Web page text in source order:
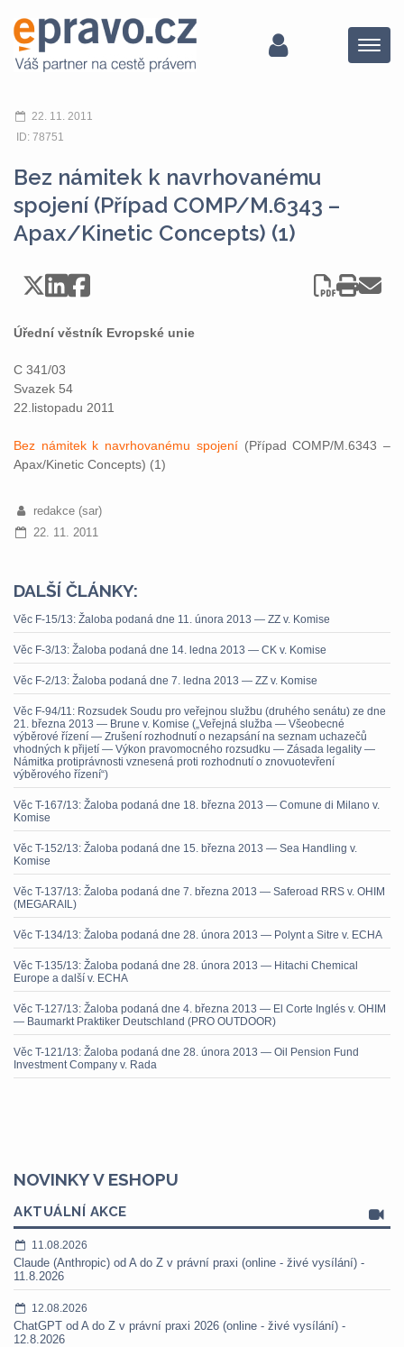
Menu
22. 11. 2011
ID: 78751
Bez námitek k navrhovanému
spojení (Případ COMP/M.6343 –
Apax/Kinetic Concepts) (1)
Úřední věstník Evropské unie
C 341/03
Svazek 54
22.listopadu 2011
Bez námitek k navrhovanému spojení(Případ COMP/M.6343 –
Apax/Kinetic Concepts) (1)
redakce (sar)
22. 11. 2011
DALŠÍ ČLÁNKY:
Věc F-15/13: Žaloba podaná dne 11. února 2013 — ZZ v. Komise
Věc F-3/13: Žaloba podaná dne 14. ledna 2013 — CK v. Komise
Věc F-2/13: Žaloba podaná dne 7. ledna 2013 — ZZ v. Komise
Věc F-94/11: Rozsudek Soudu pro veřejnou službu (druhého senátu) ze dne
21. března 2013 — Brune v. Komise („Veřejná služba — Všeobecné
výběrové řízení — Zrušení rozhodnutí o nezapsání na seznam uchazečů
vhodných k přijetí — Výkon pravomocného rozsudku — Zásada legality —
Námitka protiprávnosti vznesená proti rozhodnutí o znovuotevření
výběrového řízení“)
Věc T-167/13: Žaloba podaná dne 18. března 2013 — Comune di Milano v.
Komise
Věc T-152/13: Žaloba podaná dne 15. března 2013 — Sea Handling v.
Komise
Věc T-137/13: Žaloba podaná dne 7. března 2013 — Saferoad RRS v. OHIM
(MEGARAIL)
Věc T-134/13: Žaloba podaná dne 28. února 2013 — Polynt a Sitre v. ECHA
Věc T-135/13: Žaloba podaná dne 28. února 2013 — Hitachi Chemical
Europe a další v. ECHA
Věc T-127/13: Žaloba podaná dne 4. března 2013 — El Corte Inglés v. OHIM
— Baumarkt Praktiker Deutschland (PRO OUTDOOR)
Věc T-121/13: Žaloba podaná dne 28. února 2013 — Oil Pension Fund
Investment Company v. Rada
NOVINKY V ESHOPU
AKTUÁLNÍ AKCE
11.08.2026
Claude (Anthropic) od A do Z v právní praxi (online - živé vysílání) -
11.8.2026
12.08.2026
ChatGPT od A do Z v právní praxi 2026 (online - živé vysílání) -
12.8.2026